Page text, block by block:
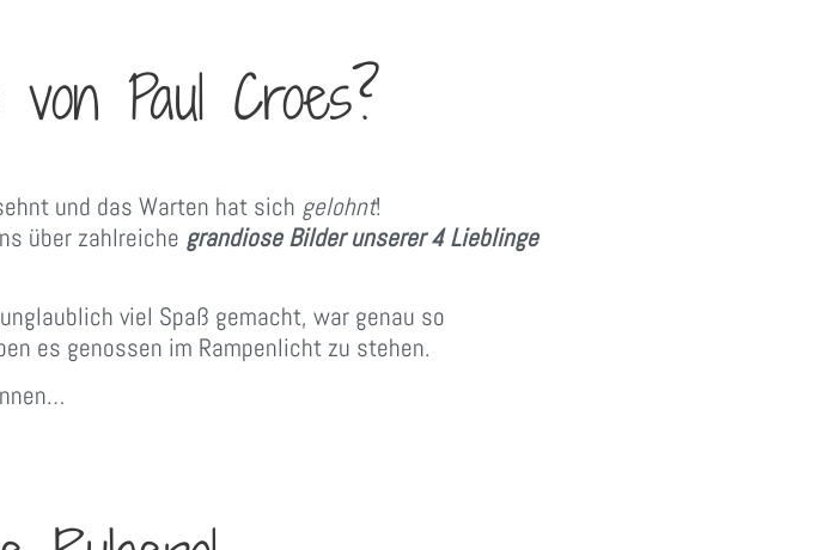
Paul Croes?
und das Warten hat sich gelohnt!
über zahlreiche grandiose Bilder unserer 4 Lieblinge
viel Spaß gemacht, war genau so
es genossen im Rampenlicht zu stehen.